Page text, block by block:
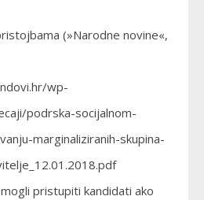
(»Narodne novine«,
wp-
podrska-socijalnom-
marginaliziranih-skupina-
pristupiti kandidati ako